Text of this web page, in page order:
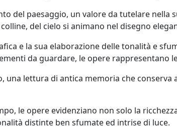
del paesaggio, un valore da tutelare nella
del cielo si animano nel disegno
e la sua elaborazione delle tonalità e
da guardare, le opere rappresentano
una lettura di antica memoria che
le opere evidenziano non solo la
distinte ben sfumate ed intrise di luce.